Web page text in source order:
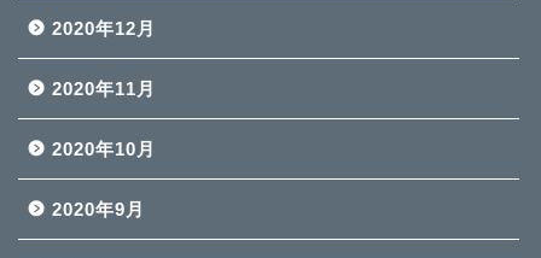
2020年12月
2020年11月
2020年10月
2020年9月